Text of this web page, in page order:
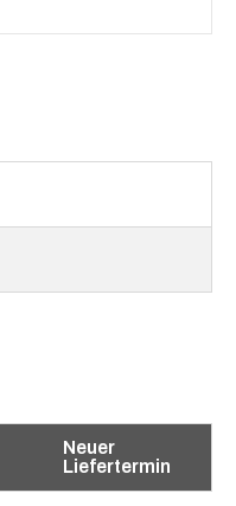
Neuer
Liefertermin